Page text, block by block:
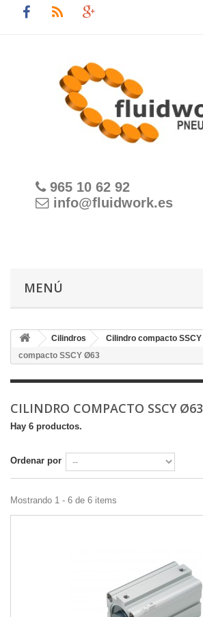
965 10 62 92
info@fluidwork.es
MENÚ
Cilindros Cilindro compacto SSCY
compacto SSCY Ø63
CILINDRO COMPACTO SSCY Ø63
Hay 6 productos.
Ordenar por
Mostrando 1 - 6 de 6 items